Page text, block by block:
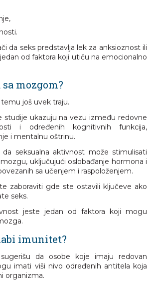
da seks predstavlja lek za anksioznost ili
od faktora koji utiču na emocionalno
sa mozgom?
temu još uvek traju.
studije ukazuju na vezu između redovne
i određenih kognitivnih funkcija,
i mentalnu oštrinu.
da seksualna aktivnost može stimulisati
uključujući oslobađanje hormona i
sa učenjem i raspoloženjem.
zaboraviti gde ste ostavili ključeve ako
seks.
jeste jedan od faktora koji mogu
imunitet?
sugerišu da osobe koje imaju redovan
imati viši nivo određenih antitela koja
organizma.